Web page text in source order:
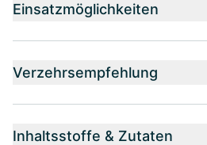
Einsatzmöglichkeiten
Verzehrsempfehlung
Inhaltsstoffe & Zutaten